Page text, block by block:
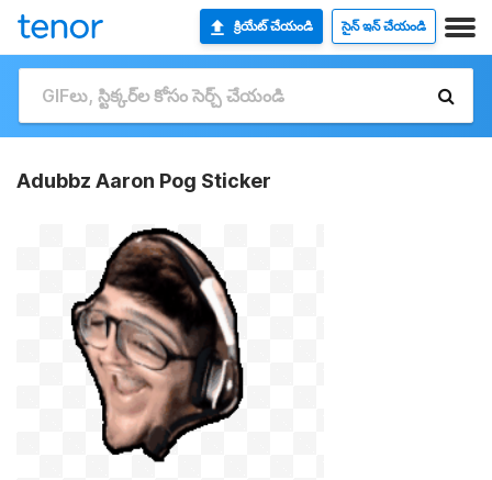
క్రియేట్ చేయండి సైన్ ఇన్ చేయండి
Adubbz Aaron Pog Sticker